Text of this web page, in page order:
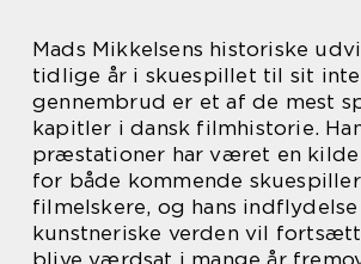
Mads Mikkelsens historiske
tidlige år i skuespillet til sit
gennembrud er et af de mest
kapitler i dansk filmhistorie.
præstationer har været en
for både kommende
filmelskere, og hans
kunstneriske verden vil
blive værdsat i mange år